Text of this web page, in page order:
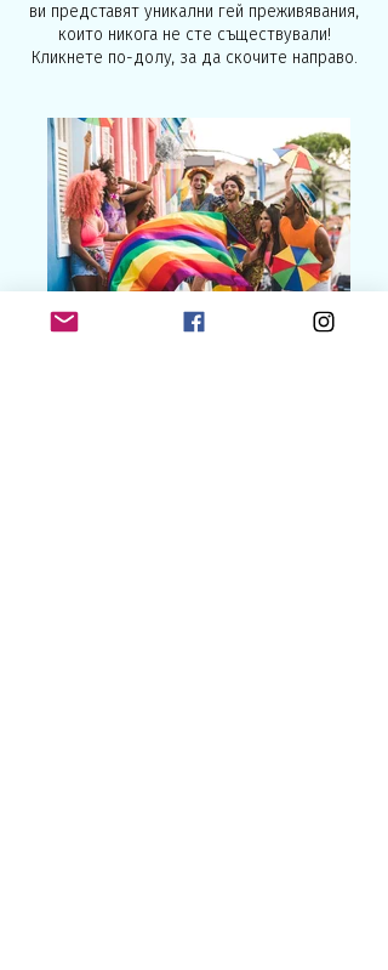
ви представят уникални гей преживявания,
които никога не сте съществували!
Кликнете по-долу, за да скочите направо.